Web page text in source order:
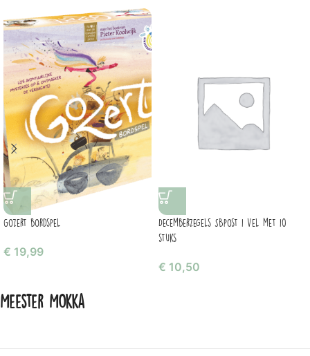
Gozert bordspel
€ 19,99
Decemberzegels SBpost 1 vel met 10
stuks
€ 10,50
Meester Mokka